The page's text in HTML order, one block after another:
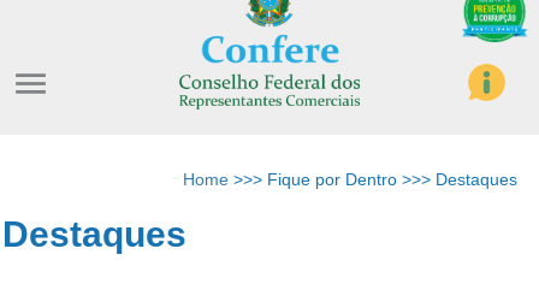
menu
Home >>> Fique por Dentro >>> Destaques
Destaques